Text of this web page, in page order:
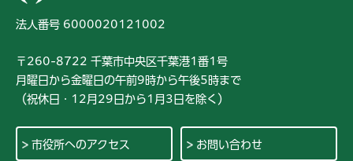
法人番号 6000020121002
〒260-8722 千葉市中央区千葉港1番1号
月曜日から金曜日の午前9時から午後5時まで
（祝休日・12月29日から1月3日を除く）
市役所へのアクセス お問い合わせ